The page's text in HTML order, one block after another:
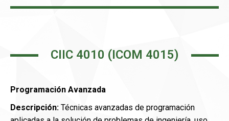
CIIC 4010 (ICOM 4015)
Programación Avanzada
Descripción: Técnicas avanzadas de programación